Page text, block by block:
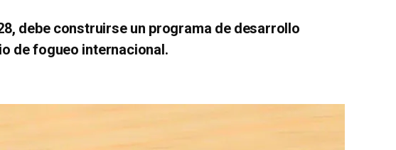
debe construirse un programa de desarrollo
de fogueo internacional.